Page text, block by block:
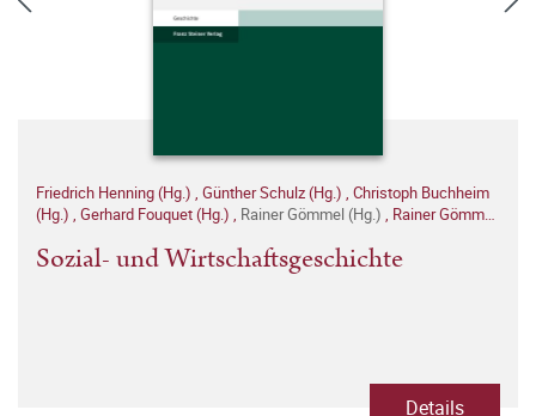
Friedrich Henning (Hg.) , Günther Schulz (Hg.) , Christoph Buchheim
(Hg.) , Gerhard Fouquet (Hg.) , Rainer Gömmel (Hg.) , Rainer Gömmel
Sozial- und Wirtschaftsgeschichte
Details